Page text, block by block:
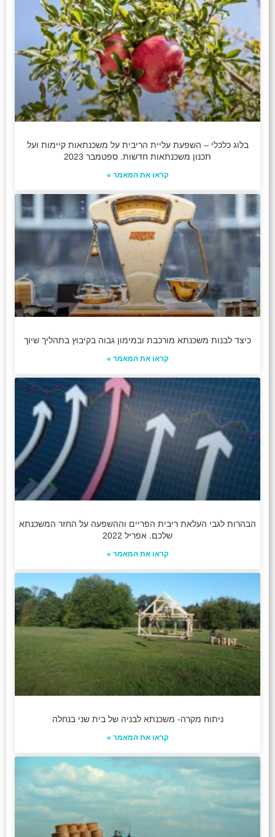
בלוג כלכלי – השפעת עליית הריבית על משכנתאות קיימות ועל
תכנון משכנתאות חדשות. ספטמבר 2023
קראו את המאמר »
כיצד לבנות משכנתא מורכבת ובמימון גבוה בקיבוץ בתהליך שיוך
קראו את המאמר »
הבהרות לגבי העלאת ריבית הפריים וההשפעה על החזר המשכנתא
שלכם. אפריל 2022
קראו את המאמר »
ניתוח מקרה- משכנתא לבניה של בית שני בנחלה
קראו את המאמר »